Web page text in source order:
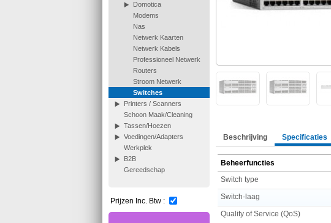
Domotica
Modems
Nas
Netwerk Kaarten
Netwerk Kabels
Professioneel Netwerk
Routers
Stroom Netwerk
Switches
Printers / Scanners
Schoon Maak/Cleaning
Tassen/Hoezen
Voedingen/Adapters
Werkplek
B2B
Gereedschap
Prijzen Inc. Btw :
Beschrijving Specificaties
Beheerfuncties
Switch type
Switch-laag
Quality of Service (QoS)